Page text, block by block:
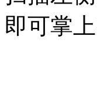
即可掌